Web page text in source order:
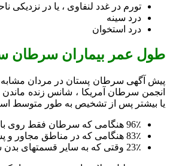
تورم در غدد لنفاوی ، یا در نزدیکی
درد سینه
درد استخوان
طول عمر بیماران سرطان
پیش آگهی سرطان پستان در مردان
یا بیشتر پس از تشخیص به طور متوسط
96٪ هنگامی که سرطان فقط روی بافت سینه تأثیر می گذارد
83٪ هنگامی که در مناطق مجاور و پستان تأثیر می گذارد
23٪ وقتی که به سایر قسمتهای بدن سرایت کرده است